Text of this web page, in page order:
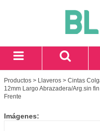
Productos > Llaveros > Cintas
12mm Largo Abrazadera/Arg.sin
Frente
Imágenes: